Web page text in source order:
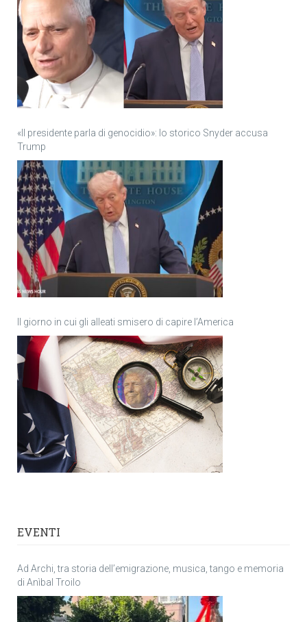
«Il presidente parla di genocidio»: lo storico Snyder accusa
Trump
Il giorno in cui gli alleati smisero di capire l’America
EVENTI
Ad Archi, tra storia dell’emigrazione, musica, tango e memoria
di Anìbal Troilo